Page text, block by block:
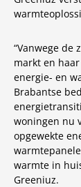
“Vanwege de
markt en
energie- en
Brabantse
woningen nu
opgewekte
warmte in
Greeniuz.